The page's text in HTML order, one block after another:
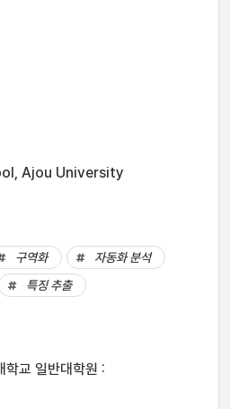
Ajou University
구역화
자동화 분석
특징 추출
교 일반대학원 :